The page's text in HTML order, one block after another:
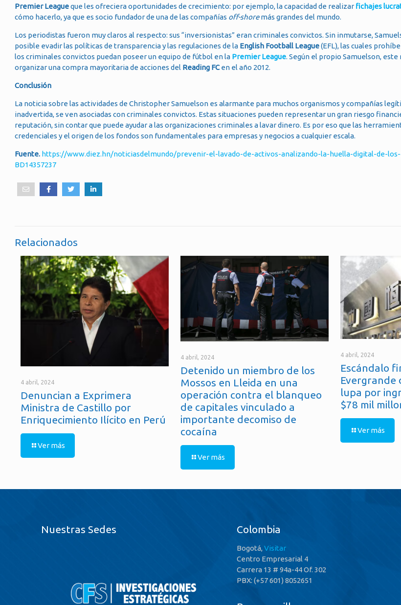
Premier Leagueque les ofreciera oportunidades de crecimiento: por ejemplo, la capacidad de realizar fichajes
cómo hacerlo, ya que es socio fundador de una de las compañías off-shoremás grandes del mundo.
Los periodistas fueron muy claros al respecto: sus “inversionistas” eran criminales convictos. Sin inmutarse,
posible evadir las políticas de transparencia y las regulaciones de la English Football League(EFL), las cuales
los criminales convictos puedan poseer un equipo de fútbol en la Premier League. Según el propio Samuelson,
organizar una compra mayoritaria de acciones del Reading FCen el año 2012.
Conclusión
La noticia sobre las actividades de Christopher Samuelson es alarmante para muchos organismos y compañías
inadvertida, se ven asociadas con criminales convictos. Estas situaciones pueden representar un gran riesgo
reputación, sin contar que puede ayudar a las organizaciones criminales a lavar dinero. Es por eso que las
credenciales y el origen de los fondos son fundamentales para empresas y negocios a cualquier escala.
Fuente. https://www.diez.hn/noticiasdelmundo/prevenir-el-lavado-de-activos-analizando-la-huella-digital-de-
BD14357237
Relacionados
4 abril, 2024
Denuncian a Exprimera
Ministra de Castillo por
Enriquecimiento Ilícito en Perú
Ver más
4 abril, 2024
Detenido un miembro de los
Mossos en Lleida en una
operación contra el blanqueo
de capitales vinculado a
importante decomiso de
cocaína
Ver más
4 abril, 2024
Escándalo
Evergrande
lupa por
$78 mil
Ver más
Nuestras Sedes Colombia
Bogotá,Visitar
Centro Empresarial 4
Carrera 13 # 94a-44 Of. 302
PBX: (+57 601) 8052651